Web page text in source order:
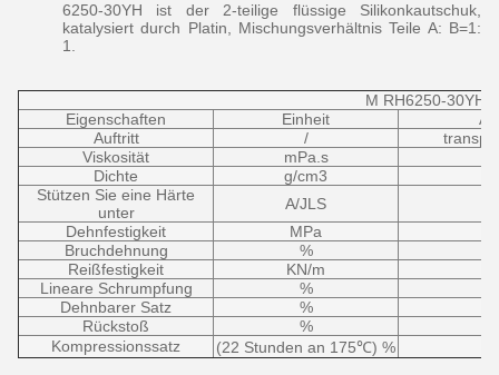
6250-30YH ist der 2-teilige flüssige Silikonkautschuk,
katalysiert durch Platin, Mischungsverhältnis Teile A: B=1:
1.
M RH6250-30YH
Eigenschaften
Einheit
A
Auftritt
/
Viskosität
mPa.s
Dichte
g/cm3
Stützen Sie eine Härte
unter
A/JLS
Dehnfestigkeit
MPa
Bruchdehnung
%
Reißfestigkeit
KN/m
Lineare Schrumpfung
%
Dehnbarer Satz
%
Rückstoß
%
Kompressionssatz
(22 Stunden an 175℃) %